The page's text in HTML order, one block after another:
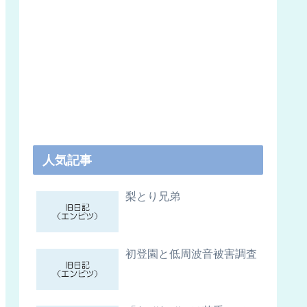
人気記事
梨とり兄弟
初登園と低周波音被害調査